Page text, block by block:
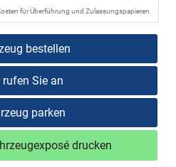
für Überführung und Zulassungspapieren
bestellen
rufen Sie an
parken
drucken